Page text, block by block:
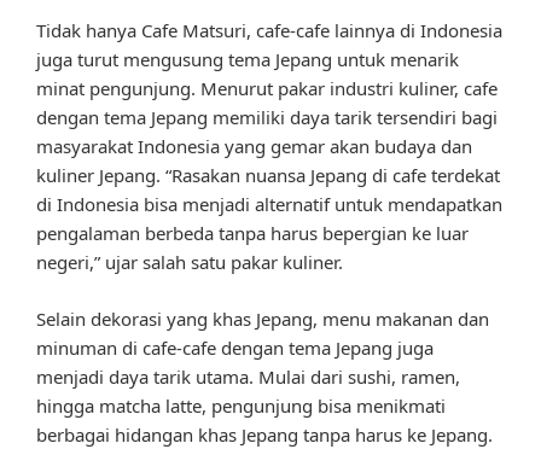
Tidak hanya Cafe Matsuri, cafe-cafe lainnya di Indonesia
juga turut mengusung tema Jepang untuk menarik
minat pengunjung. Menurut pakar industri kuliner, cafe
dengan tema Jepang memiliki daya tarik tersendiri bagi
masyarakat Indonesia yang gemar akan budaya dan
kuliner Jepang. “Rasakan nuansa Jepang di cafe terdekat
di Indonesia bisa menjadi alternatif untuk mendapatkan
pengalaman berbeda tanpa harus bepergian ke luar
negeri,” ujar salah satu pakar kuliner.
Selain dekorasi yang khas Jepang, menu makanan dan
minuman di cafe-cafe dengan tema Jepang juga
menjadi daya tarik utama. Mulai dari sushi, ramen,
hingga matcha latte, pengunjung bisa menikmati
berbagai hidangan khas Jepang tanpa harus ke Jepang.